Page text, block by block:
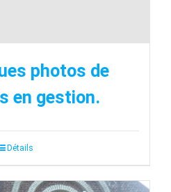
photos de
en gestion.
Détails